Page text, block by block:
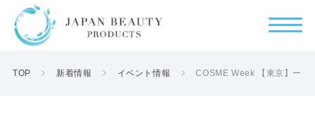
TOP 新着情報 イベント情報 COSME Week 【東京】ー